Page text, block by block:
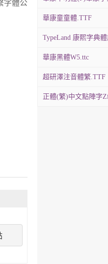
字體公
華康童童體.TTF
TypeLand 康熙字典
華康黑體W5.ttc
超研澤注音體繁.TTF
正體(繁)中文點陣字